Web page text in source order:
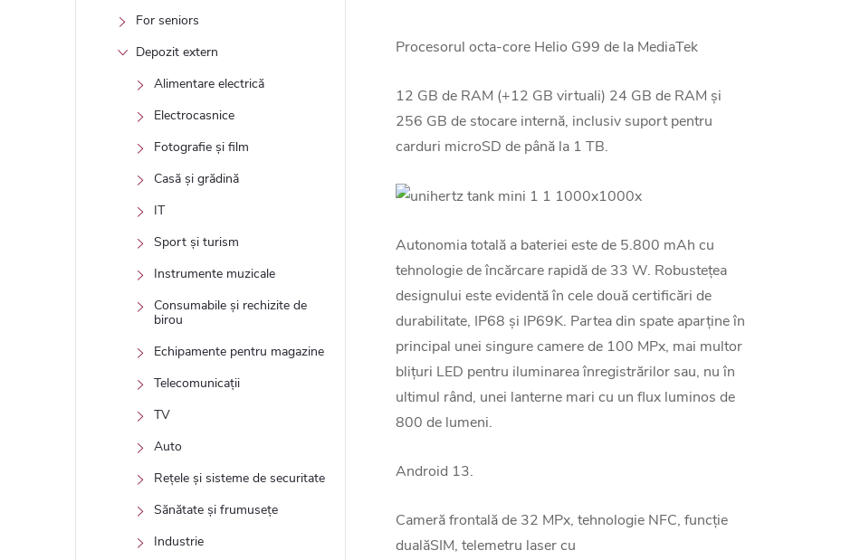
For seniors
Depozit extern
Alimentare electrică
Electrocasnice
Fotografie și film
Casă și grădină
IT
Sport și turism
Instrumente muzicale
Consumabile și rechizite de
birou
Echipamente pentru magazine
Telecomunicații
TV
Auto
Rețele și sisteme de securitate
Sănătate și frumusețe
Industrie
Procesorul octa-core Helio G99 de la MediaTek
12 GB de RAM (+12 GB virtuali) 24 GB de RAM și
256 GB de stocare internă, inclusiv suport pentru
carduri microSD de până la 1 TB.
Autonomia totală a bateriei este de 5.800 mAh cu
tehnologie de încărcare rapidă de 33 W. Robustețea
designului este evidentă în cele două certificări de
durabilitate, IP68 și IP69K. Partea din spate aparține în
principal unei singure camere de 100 MPx, mai multor
blițuri LED pentru iluminarea înregistrărilor sau, nu în
ultimul rând, unei lanterne mari cu un flux luminos de
800 de lumeni.
Android 13.
Cameră frontală de 32 MPx, tehnologie NFC, funcție
dualăSIM, telemetru laser cu